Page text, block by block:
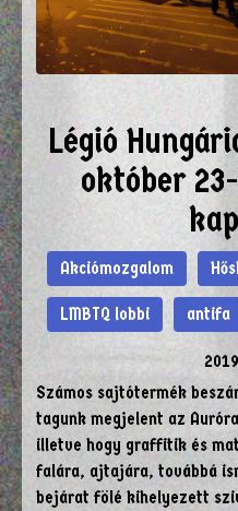
Légió
október
Akciómozgalom
LMBTQ lobbi antifa
Számos sajtótermék
tagunk megjelent az
illetve hogy graffitik és
falára, ajtajára, továbbá
bejárat fölé kihelyezett